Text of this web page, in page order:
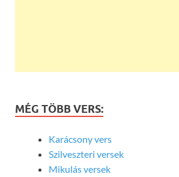
MÉG TÖBB VERS:
Karácsony vers
Szilveszteri versek
Mikulás versek